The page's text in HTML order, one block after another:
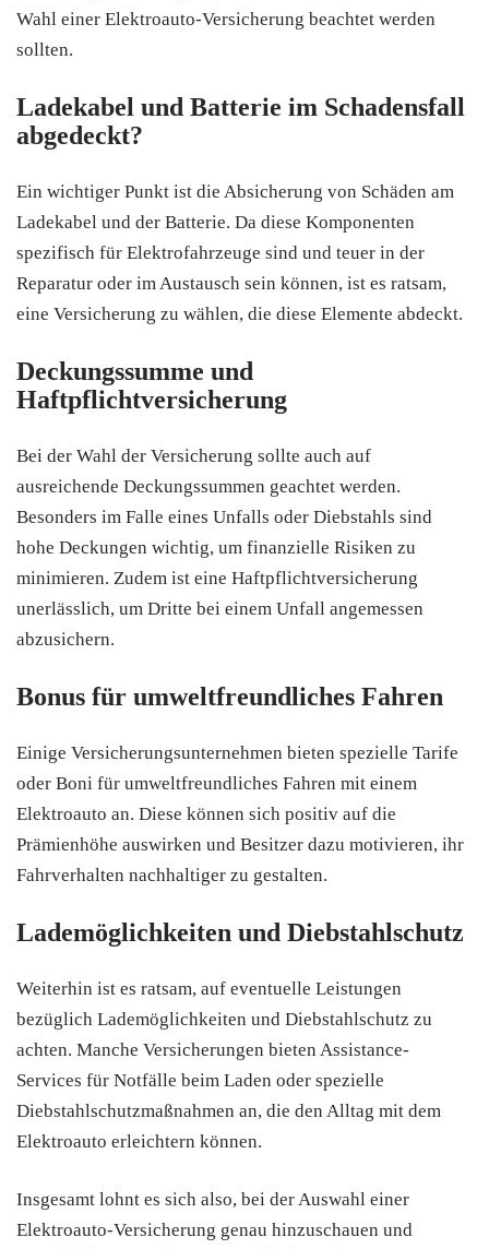
Wahl einer Elektroauto-Versicherung beachtet werden
sollten.
Ladekabel und Batterie im Schadensfall
abgedeckt?
Ein wichtiger Punkt ist die Absicherung von Schäden am
Ladekabel und der Batterie. Da diese Komponenten
spezifisch für Elektrofahrzeuge sind und teuer in der
Reparatur oder im Austausch sein können, ist es ratsam,
eine Versicherung zu wählen, die diese Elemente abdeckt.
Deckungssumme und
Haftpflichtversicherung
Bei der Wahl der Versicherung sollte auch auf
ausreichende Deckungssummen geachtet werden.
Besonders im Falle eines Unfalls oder Diebstahls sind
hohe Deckungen wichtig, um finanzielle Risiken zu
minimieren. Zudem ist eine Haftpflichtversicherung
unerlässlich, um Dritte bei einem Unfall angemessen
abzusichern.
Bonus für umweltfreundliches Fahren
Einige Versicherungsunternehmen bieten spezielle Tarife
oder Boni für umweltfreundliches Fahren mit einem
Elektroauto an. Diese können sich positiv auf die
Prämienhöhe auswirken und Besitzer dazu motivieren, ihr
Fahrverhalten nachhaltiger zu gestalten.
Lademöglichkeiten und Diebstahlschutz
Weiterhin ist es ratsam, auf eventuelle Leistungen
bezüglich Lademöglichkeiten und Diebstahlschutz zu
achten. Manche Versicherungen bieten Assistance-
Services für Notfälle beim Laden oder spezielle
Diebstahlschutzmaßnahmen an, die den Alltag mit dem
Elektroauto erleichtern können.
Insgesamt lohnt es sich also, bei der Auswahl einer
Elektroauto-Versicherung genau hinzuschauen und